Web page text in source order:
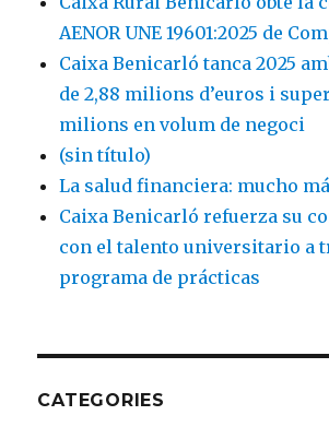
AENOR UNE 19601:2025 de
Caixa Benicarló tanca 2025
de 2,88 milions d’euros i
milions en volum de negoci
(sin título)
La salud financiera: mucho
Caixa Benicarló refuerza su
con el talento universitario a
programa de prácticas
CATEGORIES